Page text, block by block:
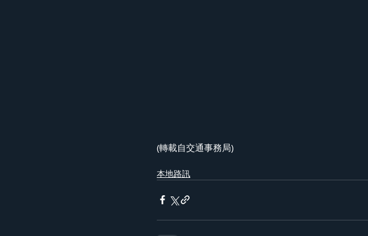
(轉載自交通事務局)
本地路訊